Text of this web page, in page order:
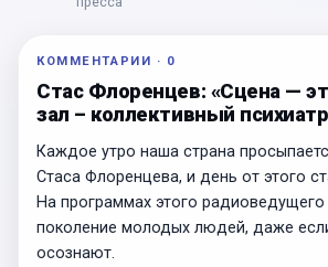
КОММЕНТАРИИ · 0
Стас Флоренцев: «Сцена —
зал – коллективный
Каждое утро наша страна
Стаса Флоренцева, и день от этого
На программах этого
поколение молодых людей, даже
осознают.